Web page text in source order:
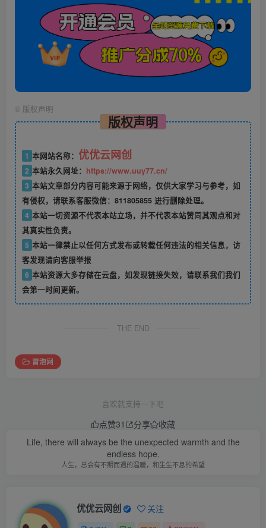
© 版权声明
版权声明
1 本网站名称： 优优云网创
2 本站永久网址： https://www.uuy77.cn/
3 本站文章部分内容可能来源于网络，仅供大家学习与参考，如
有侵权，请联系客服微信：811805855 进行删除处理。
4 本站一切资源不代表本站立场，并不代表本站赞同其观点和对
其真实性负责。
5 本站一律禁止以任何方式发布或转载任何违法的相关信息，访
客发现请向客服举报
6 本站资源大多存储在云盘，如发现链接失效，请联系我们我们
会第一时间更新。
THE END
冒泡网
喜欢就支持一下吧
点赞31 分享
收藏
Life, there will always be the unexpected warmth and the
endless hope.
人生，总会有不期而遇的温暖，和生生不息的希望
优优云网创 关注